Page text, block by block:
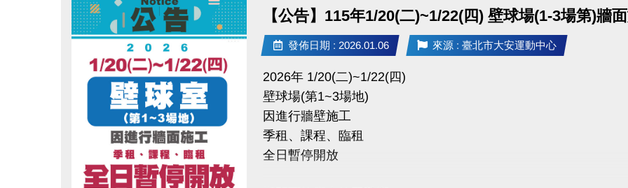
將產生大量異味，故也全面暫停開放
季租、課程、臨租、公益時段皆暫停
已繳費用於下一季扣除
大安運動中心 感謝您的配合
【公告】115年1/20(二)~1/22(四) 壁球場(1-3場第)牆
發佈日期 : 2026.01.06 來源 : 臺北市大安運動中心
2026年 1/20(二)~1/22(四)
壁球場(第1~3場地)
因進行牆壁施工
季租、課程、臨租
全日暫停開放